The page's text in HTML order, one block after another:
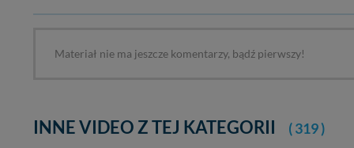
Materiał nie ma jeszcze komentarzy, bądź pierwszy!
INNE VIDEO Z TEJ KATEGORII ( 319 )